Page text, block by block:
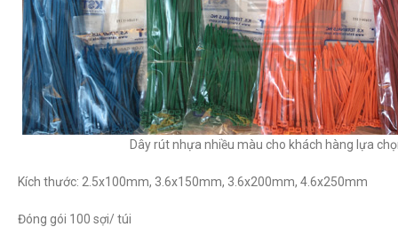
Dây rút nhựa nhiều màu cho khách hàng lựa
Kích thước: 2.5x100mm, 3.6x150mm, 3.6x200mm, 4.6x250mm
Đóng gói 100 sợi/ túi